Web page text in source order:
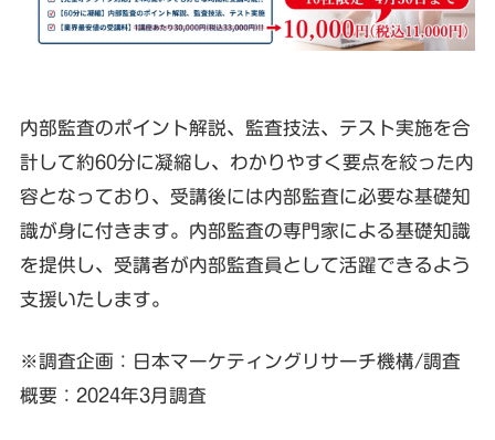
内部監査のポイント解説、監査技法、テスト実施を合
計して約60分に凝縮し、わかりやすく要点を絞った内
容となっており、受講後には内部監査に必要な基礎知
識が身に付きます。内部監査の専門家による基礎知識
を提供し、受講者が内部監査員として活躍できるよう
支援いたします。
※調査企画：日本マーケティングリサーチ機構/調査
概要：2024年3月調査